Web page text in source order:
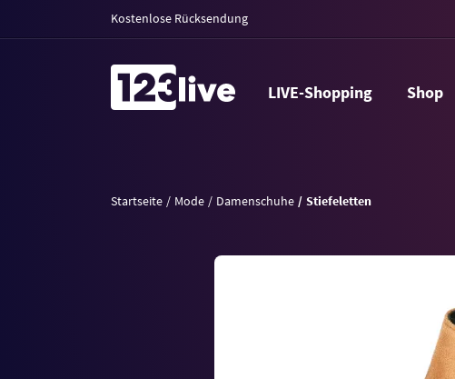
Kostenlose Rücksendung
LIVE-Shopping Shop
Startseite Mode Damenschuhe Stiefeletten